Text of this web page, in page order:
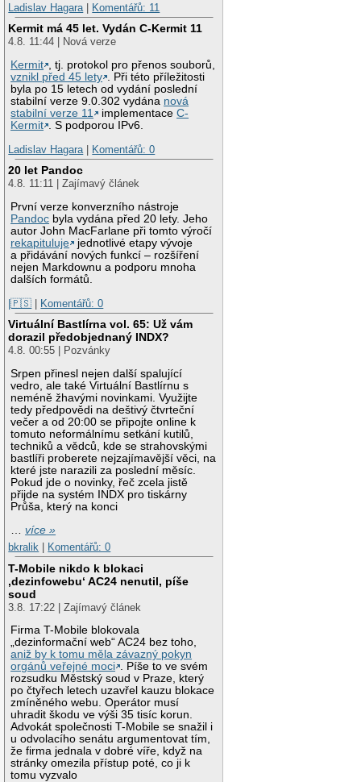
Ladislav Hagara | Komentářů: 11
Kermit má 45 let. Vydán C-Kermit 11
4.8. 11:44 | Nová verze
Kermit , tj. protokol pro přenos souborů,
vznikl před 45 lety . Při této příležitosti
byla po 15 letech od vydání poslední
stabilní verze 9.0.302 vydána nová
stabilní verze 11
implementaceC-
Kermit . S podporou IPv6.
Ladislav Hagara | Komentářů: 0
20 let Pandoc
4.8. 11:11 | Zajímavý článek
První verze konverzního nástroje
Pandoc byla vydána před 20 lety. Jeho
autor John MacFarlane při tomto výročí
rekapituluje
jednotlivé etapy vývoje
a přidávání nových funkcí – rozšíření
nejen Markdownu a podporu mnoha
dalších formátů.
|🇵🇸 | Komentářů: 0
Virtuální Bastlírna vol. 65: Už vám
dorazil předobjednaný INDX?
4.8. 00:55 | Pozvánky
Srpen přinesl nejen další spalující
vedro, ale také Virtuální Bastlírnu s
neméně žhavými novinkami. Využijte
tedy předpovědi na deštivý čtvrteční
večer a od 20:00 se připojte online k
tomuto neformálnímu setkání kutilů,
techniků a vědců, kde se strahovskými
bastlíři proberete nejzajímavější věci, na
které jste narazili za poslední měsíc.
Pokud jde o novinky, řeč zcela jistě
přijde na systém INDX pro tiskárny
Průša, který na konci
…více »
bkralik
Komentářů: 0
T-Mobile nikdo k blokaci
‚dezinfowebu‘ AC24 nenutil, píše
soud
3.8. 17:22 | Zajímavý článek
Firma T-Mobile blokovala
„dezinformační web“ AC24 bez toho,
aniž by k tomu měla závazný pokyn
orgánů veřejné moci . Píše to ve svém
rozsudku Městský soud v Praze, který
po čtyřech letech uzavřel kauzu blokace
zmíněného webu. Operátor musí
uhradit škodu ve výši 35 tisíc korun.
Advokát společnosti T-Mobile se snažil i
u odvolacího senátu argumentovat tím,
že firma jednala v dobré víře, když na
stránky omezila přístup poté, co ji k
tomu vyzvalo